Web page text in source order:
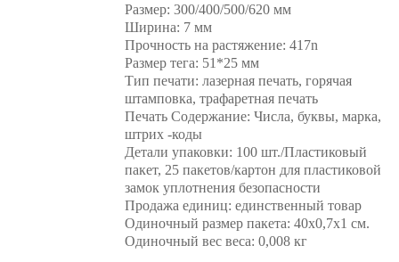
Размер: 300/400/500/620 мм
Ширина: 7 мм
Прочность на растяжение: 417n
Размер тега: 51*25 мм
Тип печати: лазерная печать, горячая
штамповка, трафаретная печать
Печать Содержание: Числа, буквы, марка,
штрих -коды
Детали упаковки: 100 шт./Пластиковый
пакет, 25 пакетов/картон для пластиковой
замок уплотнения безопасности
Продажа единиц: единственный товар
Одиночный размер пакета: 40x0,7x1 см.
Одиночный вес веса: 0,008 кг